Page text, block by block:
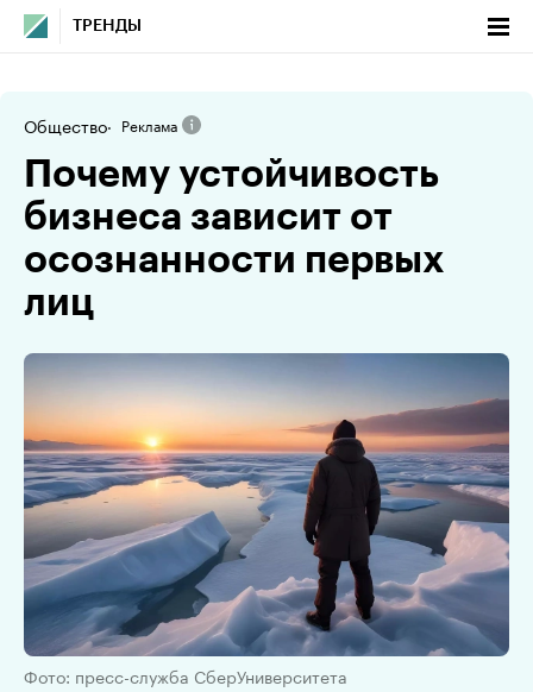
ТРЕНДЫ
Общество Реклама
Почему устойчивость
бизнеса зависит от
осознанности первых
лиц
Фото: пресс-служба СберУниверситета